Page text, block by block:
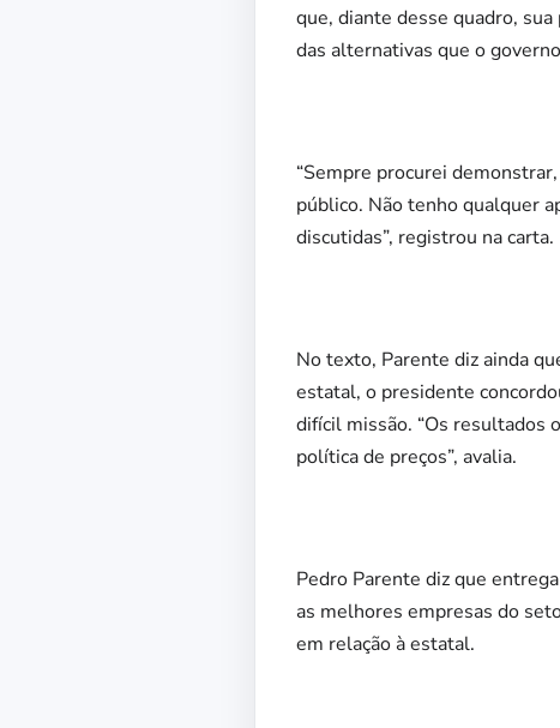
que, diante desse quadro,
das alternativas que o
“Sempre procurei
público. Não tenho qualquer
discutidas”, registrou na carta.
No texto, Parente diz ainda
estatal, o presidente
difícil missão. “Os resultados
política de preços”, avalia.
Pedro Parente diz que
as melhores empresas do
em relação à estatal.